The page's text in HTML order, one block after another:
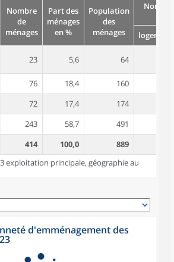
Nombre
de
ménages
Part des
ménages
en %
Population
des
ménages
logement
23 5,6 64
76 18,4 160
72 17,4 174
243 58,7 491
414 100,0 889
exploitation principale, géographie au
d'emménagement des